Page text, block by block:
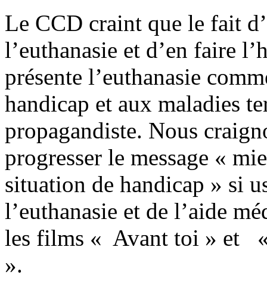
Le CCD craint que le fait
l’euthanasie et d’en faire
présente l’euthanasie
handicap et aux maladies
propagandiste. Nous
progresser le message «
situation de handicap » si
l’euthanasie et de l’aide
les films « Avant toi » et
».